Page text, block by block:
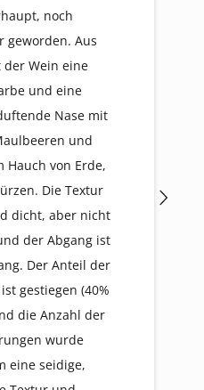
noch
geworden. Aus
der Wein eine
und eine
Nase mit
und
Hauch von Erde,
Die Textur
dicht, aber nicht
der Abgang ist
Der Anteil der
gestiegen (40%
die Anzahl der
wurde
eine seidige,